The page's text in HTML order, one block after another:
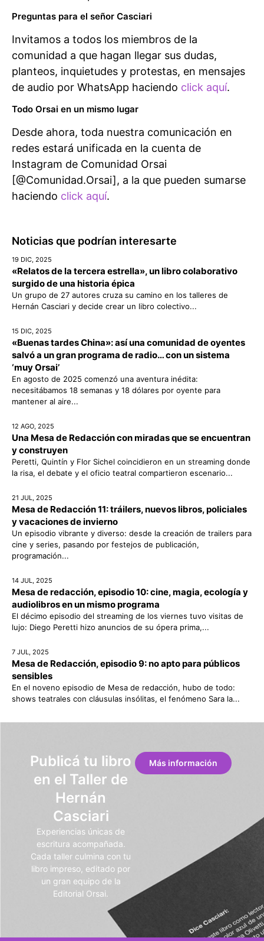
Preguntas para el señor Casciari
Invitamos a todos los miembros de la
comunidad a que hagan llegar sus dudas,
planteos, inquietudes y protestas, en mensajes
de audio por WhatsApp haciendo click aquí.
Todo Orsai en un mismo lugar
Desde ahora, toda nuestra comunicación en
redes estará unificada en la cuenta de
Instagram de Comunidad Orsai
[@Comunidad.Orsai], a la que pueden sumarse
haciendo click aquí.
Noticias que podrían interesarte
19 DIC, 2025
«Relatos de la tercera estrella», un libro colaborativo
surgido de una historia épica
Un grupo de 27 autores cruza su camino en los talleres de
Hernán Casciari y decide crear un libro colectivo...
15 DIC, 2025
«Buenas tardes China»: así una comunidad de oyentes
salvó a un gran programa de radio… con un sistema
‘muy Orsai’
En agosto de 2025 comenzó una aventura inédita:
necesitábamos 18 semanas y 18 dólares por oyente para
mantener al aire...
12 AGO, 2025
Una Mesa de Redacción con miradas que se encuentran
y construyen
Peretti, Quintín y Flor Sichel coincidieron en un streaming donde
la risa, el debate y el oficio teatral compartieron escenario...
21 JUL, 2025
Mesa de Redacción 11: tráilers, nuevos libros, policiales
y vacaciones de invierno
Un episodio vibrante y diverso: desde la creación de trailers para
cine y series, pasando por festejos de publicación,
programación...
14 JUL, 2025
Mesa de redacción, episodio 10: cine, magia, ecología y
audiolibros en un mismo programa
El décimo episodio del streaming de los viernes tuvo visitas de
lujo: Diego Peretti hizo anuncios de su ópera prima,...
7 JUL, 2025
Mesa de Redacción, episodio 9: no apto para públicos
sensibles
En el noveno episodio de Mesa de redacción, hubo de todo:
shows teatrales con cláusulas insólitas, el fenómeno Sara la...
Publicá tu libro
en el Taller de
Hernán
Casciari
Experiencias únicas de
escritura acompañada.
Cada taller culmina con tu
libro impreso, editado por
un gran equipo de la
Editorial Orsai.
Más información